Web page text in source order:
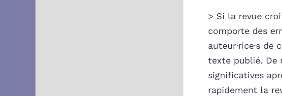
> Si la revue
comporte des
auteur·rice·s
texte publié. De
significatives
rapidement la